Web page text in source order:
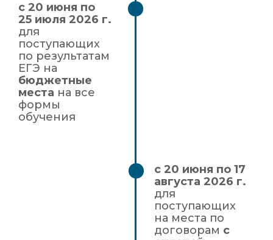
с 20 июня по
25 июля 2026 г.
для
поступающих
по результатам
ЕГЭ на
бюджетные
места на все
формы
обучения
с 20 июня по 17
августа 2026 г.
для
поступающих
на места по
договорам с